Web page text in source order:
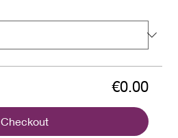
€0.00
Checkout